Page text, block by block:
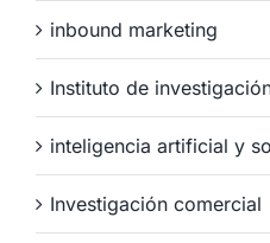
inbound marketing
Instituto de
inteligencia artificial y
Investigación comercial